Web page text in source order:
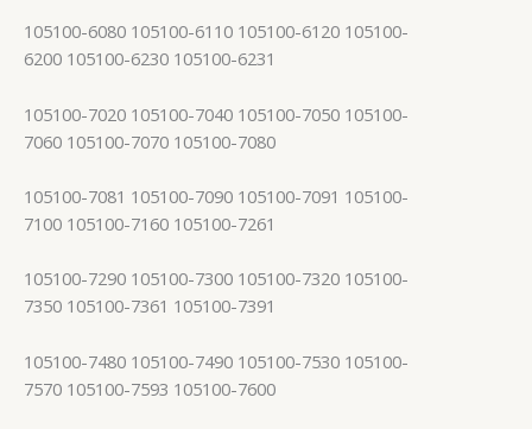
105100-6080 105100-6110 105100-6120 105100-
6200 105100-6230 105100-6231
105100-7020 105100-7040 105100-7050 105100-
7060 105100-7070 105100-7080
105100-7081 105100-7090 105100-7091 105100-
7100 105100-7160 105100-7261
105100-7290 105100-7300 105100-7320 105100-
7350 105100-7361 105100-7391
105100-7480 105100-7490 105100-7530 105100-
7570 105100-7593 105100-7600